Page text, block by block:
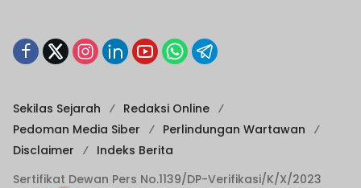
Sekilas Sejarah
Redaksi Online
Pedoman Media Siber
Perlindungan Wartawan
Disclaimer
Indeks Berita
Sertifikat Dewan Pers No.1139/DP-Verifikasi/K/X/2023